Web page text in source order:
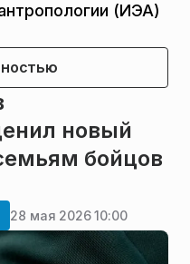
(ИЭА)
новый
бойцов
28 мая 2026 10:00